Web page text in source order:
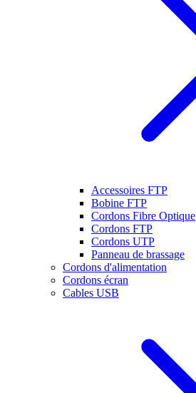
Accessoires FTP
Bobine FTP
Cordons Fibre Optique
Cordons FTP
Cordons UTP
Panneau de brassage
Cordons d'alimentation
Cordons écran
Cables USB